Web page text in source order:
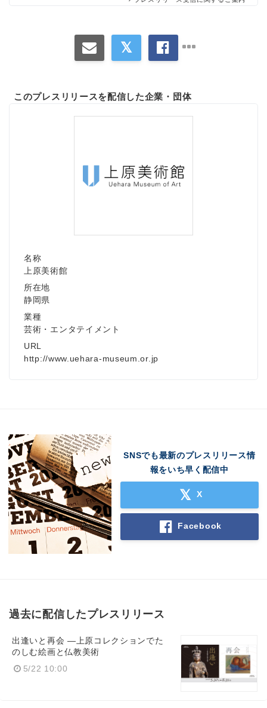
このプレスリリースを配信した企業・団体
名称
上原美術館
所在地
静岡県
業種
芸術・エンタテイメント
URL
http://www.uehara-museum.or.jp
SNSでも最新のプレスリリース情
報をいち早く配信中
X
Facebook
過去に配信したプレスリリース
出逢いと再会 ―上原コレクションでた
のしむ絵画と仏教美術
5/22 10:00